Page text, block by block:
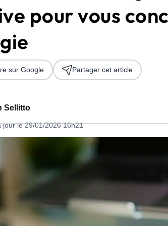
pour vous
Sellitto
jour le 29/01/2026 16h21
sur Google Partager cet article